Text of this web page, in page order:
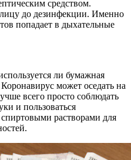
средством.
до дезинфекции. Именно
попадает в дыхательные
ли бумажная
может оседать на
всего просто соблюдать
и пользоваться
растворами для